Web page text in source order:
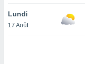
de
Lundi
17 Août